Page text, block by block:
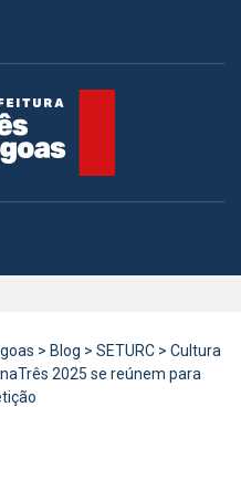
> Blog > SETURC > Cultura
2025 se reúnem para